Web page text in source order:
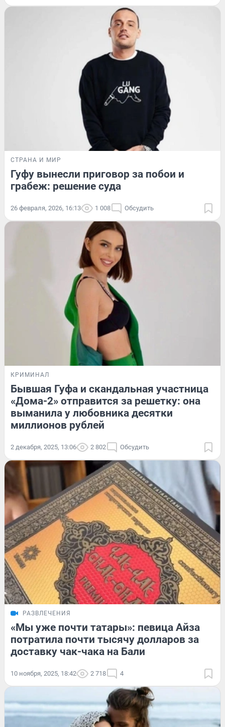
СТРАНА И МИР
Гуфу вынесли приговор за побои и
грабеж: решение суда
26 февраля, 2026, 16:13 1 008 Обсудить
КРИМИНАЛ
Бывшая Гуфа и скандальная участница
«Дома-2» отправится за решетку: она
выманила у любовника десятки
миллионов рублей
2 декабря, 2025, 13:06 2 802 Обсудить
РАЗВЛЕЧЕНИЯ
«Мы уже почти татары»: певица Айза
потратила почти тысячу долларов за
доставку чак-чака на Бали
10 ноября, 2025, 18:42 2 718 4